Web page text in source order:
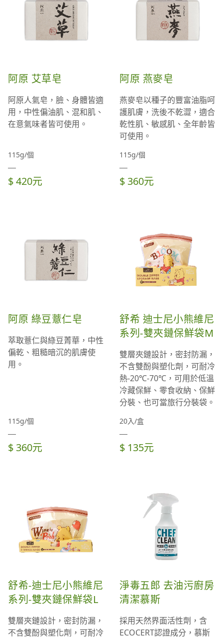
阿原 艾草皂
阿原人氣皂，臉、身體皆適
用，中性偏油肌、混和肌、
在意氣味者皆可使用。
115g/個
$ 420元
阿原 燕麥皂
燕麥皂以種子的豐富油脂呵
護肌膚，洗後不乾澀，適合
乾性肌、敏感肌、全年齡皆
可使用。
115g/個
$ 360元
阿原 綠豆薏仁皂
萃取薏仁與綠豆菁華，中性
偏乾、粗糙暗沉的肌膚使
用。
115g/個
$ 360元
舒希 迪士尼小熊維尼
系列-雙夾鏈保鮮袋M
雙層夾鏈設計，密封防漏，
不含雙酚與塑化劑，可耐冷
熱-20℃-70℃，可用於低溫
冷藏保鮮、零食收納、保鮮
分裝、也可當旅行分裝袋。
20入/盒
$ 135元
舒希-迪士尼小熊維尼
系列-雙夾鏈保鮮袋L
雙層夾鏈設計，密封防漏，
不含雙酚與塑化劑，可耐冷
淨毒五郎 去油污廚房
清潔慕斯
採用天然界面活性劑，含
ECOCERT認證成分，慕斯